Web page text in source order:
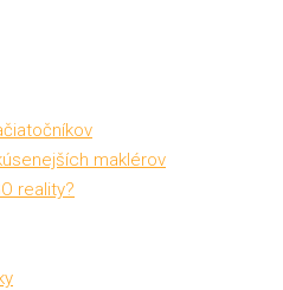
maklérov
reality?